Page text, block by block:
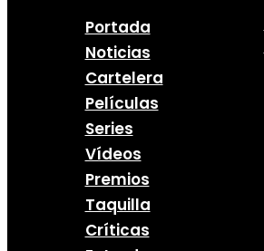
Portada
Noticias
Cartelera
Películas
Series
Vídeos
Premios
Taquilla
Críticas